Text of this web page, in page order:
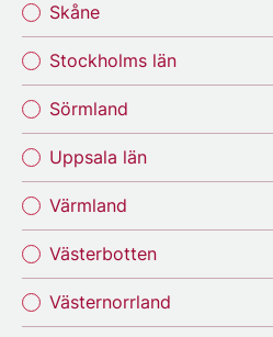
Skåne
Stockholms län
Sörmland
Uppsala län
Värmland
Västerbotten
Västernorrland